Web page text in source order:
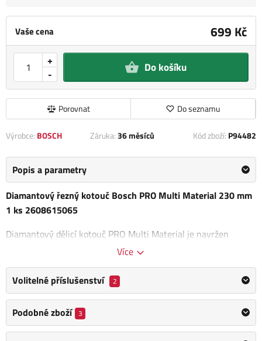
Vaše cena 699 Kč
-
+ Do košíku
Porovnat Do seznamu
Výrobce: BOSCH Záruka:36 měsíců Kód zboží: P94482
Popis a parametry
Diamantový řezný kotouč Bosch PRO Multi Material 230 mm
1 ks 2608615065
Diamantový dělicí kotouč PRO Multi Material je navržen
maximální všestrannost a dlouhou životnost
volboupro profesionály i domácí kutily
spolehlivý nástroj pro efektivní řezání různorodých materiálů v
jednom projektu.
Rozměry kotouče: 230 x 22/23 x 2,6 mm
Více
Volitelné příslušenství 2
Podobné zboží 3